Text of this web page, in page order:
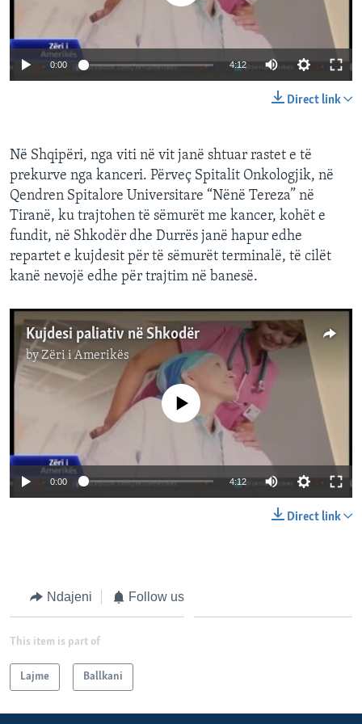
INTERVISTA
DITARI
0:00 4:12
Direct link
Në Shqipëri, nga viti në vit janë shtuar rastet e të
prekurve nga kanceri. Përveç Spitalit Onkologjik, në
Qendren Spitalore Universitare “Nënë Tereza” në
Tiranë, ku trajtohen të sëmurët me kancer, kohët e
fundit, në Shkodër dhe Durrës janë hapur edhe
repartet e kujdesit për të sëmurët terminalë, të cilët
kanë nevojë edhe për trajtim në banesë.
Kujdesi paliativ në Shkodër
byZëri i Amerikës
No media source currently available
0:00 4:12
Direct link
Ndajeni Follow us
This item is part of
Lajme Ballkani